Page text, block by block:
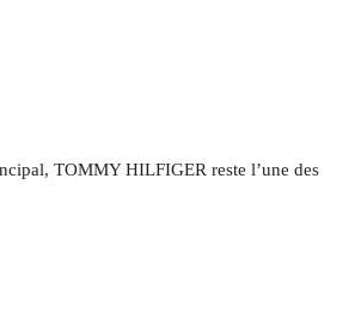
TOMMY HILFIGER reste l’une des